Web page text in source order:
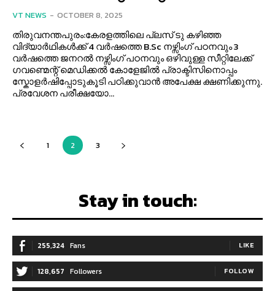
VT NEWS - OCTOBER 8, 2025
തിരുവനന്തപുരം:കേരളത്തിലെ പ്ലസ് ടു കഴിഞ്ഞ
വിദ്യാർഥികൾക്ക് 4 വർഷത്തെ B.Sc നഴ്സിംഗ് പഠനവും 3
വർഷത്തെ ജനറൽ നഴ്സിംഗ് പഠനവും ഒഴിവുള്ള സീറ്റിലേക്ക്
ഗവണ്മെന്റ് മെഡിക്കൽ കോളേജിൽ പ്രാക്ടിസിനൊപ്പം
സ്കോളർഷിപ്പോടുകൂടി പഠിക്കുവാൻ അപേക്ഷ ക്ഷണിക്കുന്നു.
പ്രവേശന പരീക്ഷയോ...
1 2 3
Stay in touch:
255,324 Fans LIKE
128,657 Followers FOLLOW